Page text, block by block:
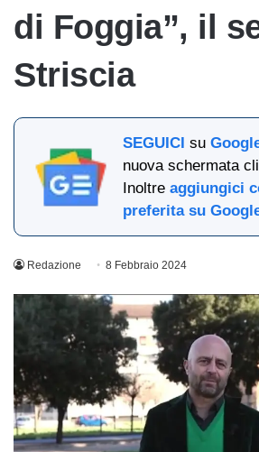
di Foggia”, il
Striscia
SEGUICI su
nuova schermata
Inoltreaggiungici
preferita su
Redazione 8 Febbraio 2024